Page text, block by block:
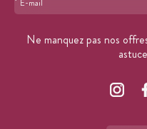
Format : adresse@email.com
Ne manquez pas nos